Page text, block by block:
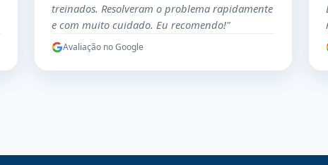
treinados. Resolveram o problema rapidamente
e com muito cuidado. Eu recomendo!"
Avaliação no Google